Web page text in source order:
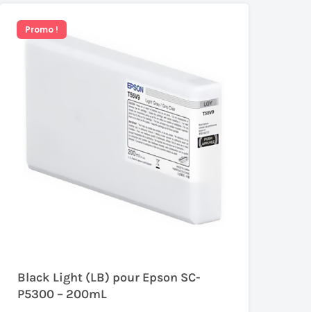
Promo !
Black Light (LB) pour Epson SC-
P5300 – 200mL